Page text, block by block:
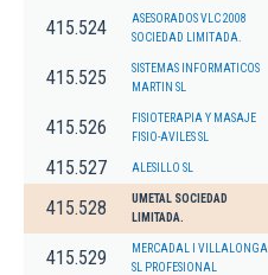
415.524
ASESORADOS VLC 2008
SOCIEDAD LIMITADA.
415.525
SISTEMAS INFORMATICOS
MARTIN SL
415.526
FISIOTERAPIA Y MASAJE
FISIO-AVILES SL
415.527 ALESILLO SL
415.528
UMETAL SOCIEDAD
LIMITADA.
415.529
MERCADAL I VILLALONGA
SL PROFESIONAL